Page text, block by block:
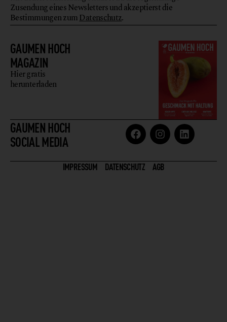
GAUMEN HOCH
MAGAZIN
Hier gratis
herunterladen
GAUMEN HOCH
SOCIAL MEDIA
Zusendung eines Newsletters und akzeptierst die
Bestimmungen zumDatenschutz.
IMPRESSUM DATENSCHUTZ AGB